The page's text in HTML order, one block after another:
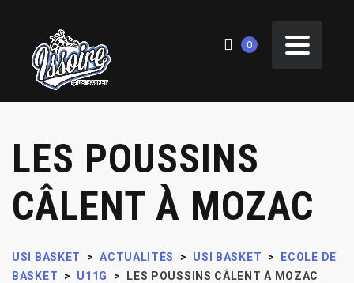
0
LES POUSSINS
CÂLENT À MOZAC
USI BASKET > ACTUALITÉS > USI BASKET >
ECOLE DE
BASKET
> U11G > LES POUSSINS CÂLENT À MOZAC